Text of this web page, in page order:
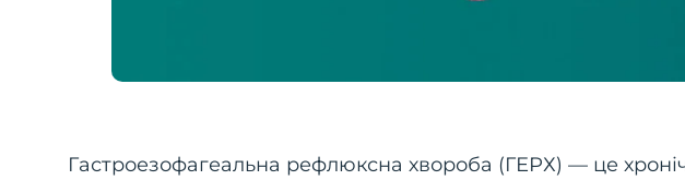
Гастроезофагеальна рефлюксна хвороба (ГЕРХ) — це